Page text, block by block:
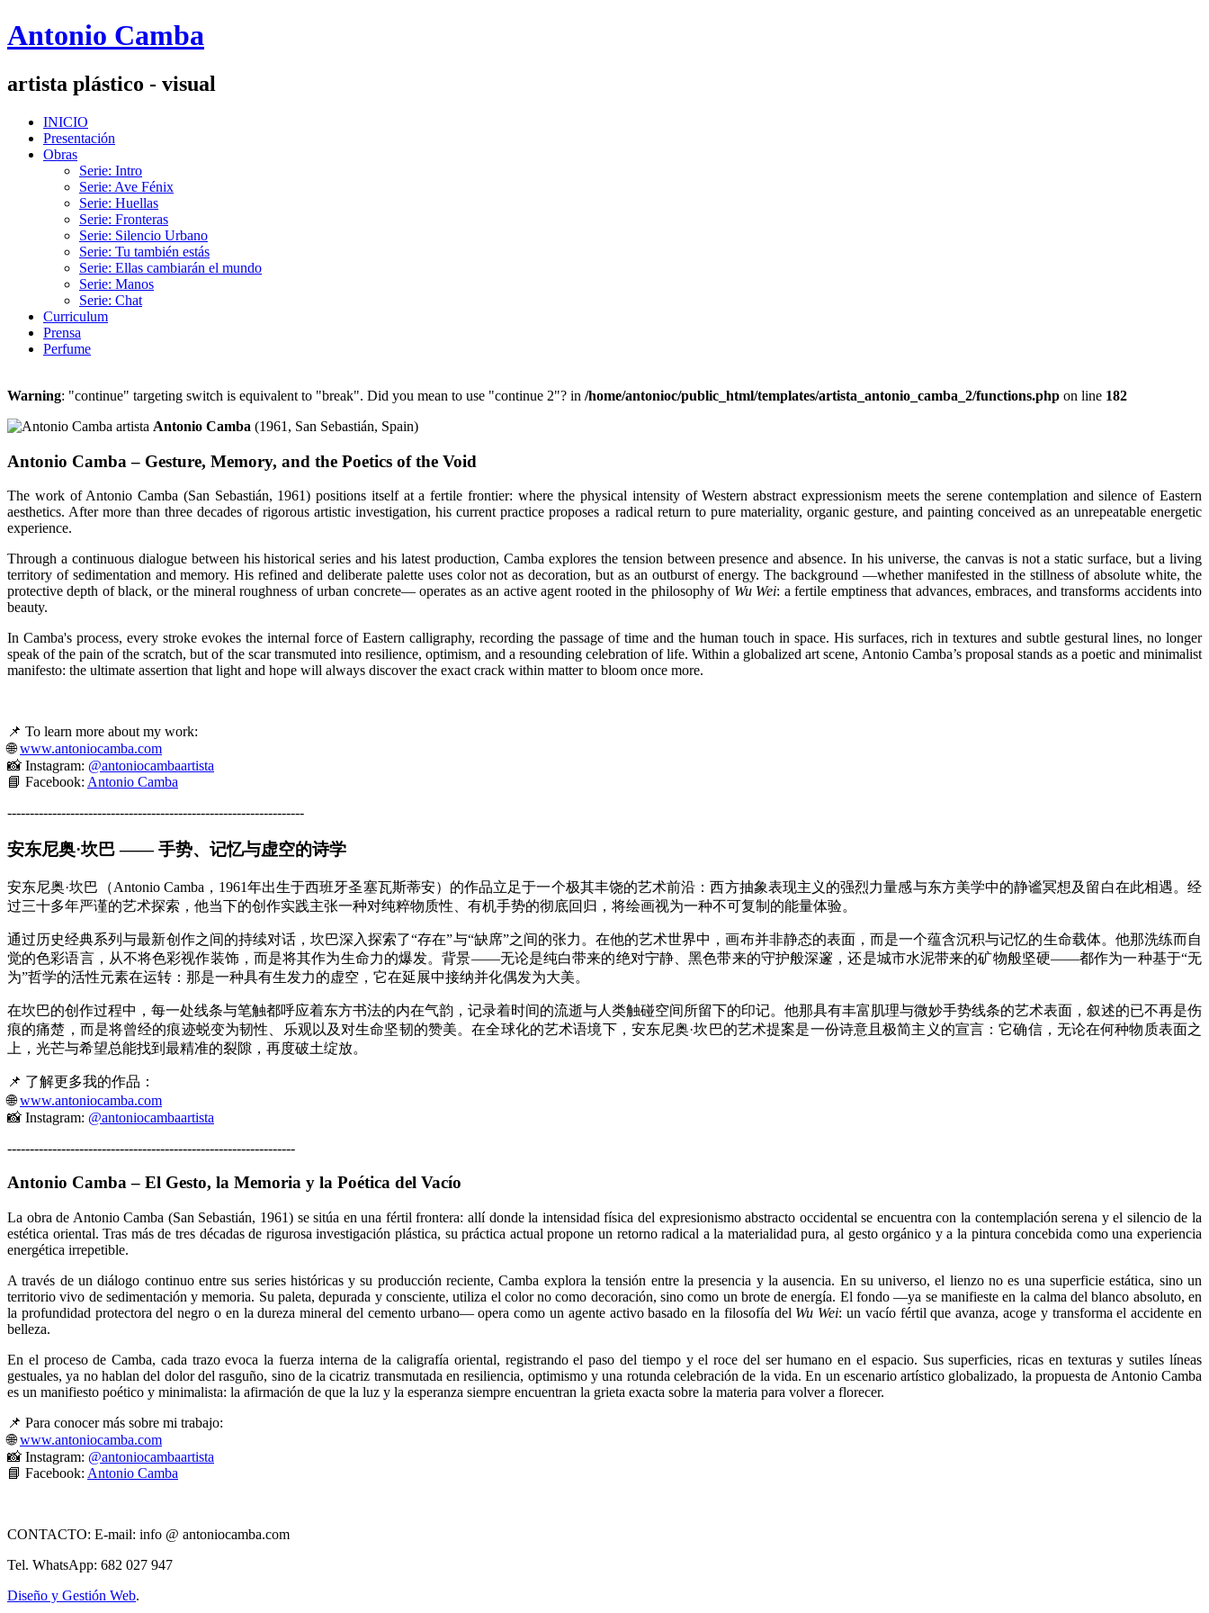
Antonio Camba
artista plástico - visual
INICIO
Presentación
Obras
Serie: Intro
Serie: Ave Fénix
Serie: Huellas
Serie: Fronteras
Serie: Silencio Urbano
Serie: Tu también estás
Serie: Ellas cambiarán el mundo
Serie: Manos
Serie: Chat
Curriculum
Prensa
Perfume
Warning: "continue" targeting switch is equivalent to "break". Did you mean to use "continue 2"? in /home/antonioc/public_html/templates/artista_antonio_camba_2/functions.php on line 182
Antonio Camba (1961, San Sebastián, Spain)
Antonio Camba – Gesture, Memory, and the Poetics of the Void
The work of Antonio Camba (San Sebastián, 1961) positions itself at a fertile frontier: where the physical intensity of Western abstract expressionism meets the serene contemplation and silence of Eastern
aesthetics. After more than three decades of rigorous artistic investigation, his current practice proposes a radical return to pure materiality, organic gesture, and painting conceived as an unrepeatable energetic
experience.
Through a continuous dialogue between his historical series and his latest production, Camba explores the tension between presence and absence. In his universe, the canvas is not a static surface, but a living
territory of sedimentation and memory. His refined and deliberate palette uses color not as decoration, but as an outburst of energy. The background —whether manifested in the stillness of absolute white, the
protective depth of black, or the mineral roughness of urban concrete— operates as an active agent rooted in the philosophy of Wu Wei: a fertile emptiness that advances, embraces, and transforms accidents into
beauty.
In Camba's process, every stroke evokes the internal force of Eastern calligraphy, recording the passage of time and the human touch in space. His surfaces, rich in textures and subtle gestural lines, no longer
speak of the pain of the scratch, but of the scar transmuted into resilience, optimism, and a resounding celebration of life. Within a globalized art scene, Antonio Camba’s proposal stands as a poetic and minimalist
manifesto: the ultimate assertion that light and hope will always discover the exact crack within matter to bloom once more.
📌 To learn more about my work:
🌐www.antoniocamba.com
📸 Instagram: @antoniocambaartista
📘 Facebook: Antonio Camba
------------------------------------------------------------------
安东尼奥·坎巴 —— 手势、记忆与虚空的诗学
安东尼奥·坎巴（Antonio Camba，1961年出生于西班牙圣塞瓦斯蒂安）的作品立足于一个极其丰饶的艺术前沿：西方抽象表现主义的强烈力量感与东方美学中的静谧冥想及留白在此相遇。经
过三十多年严谨的艺术探索，他当下的创作实践主张一种对纯粹物质性、有机手势的彻底回归，将绘画视为一种不可复制的能量体验。
通过历史经典系列与最新创作之间的持续对话，坎巴深入探索了“存在”与“缺席”之间的张力。在他的艺术世界中，画布并非静态的表面，而是一个蕴含沉积与记忆的生命载体。他那洗练而自
觉的色彩语言，从不将色彩视作装饰，而是将其作为生命力的爆发。背景——无论是纯白带来的绝对宁静、黑色带来的守护般深邃，还是城市水泥带来的矿物般坚硬——都作为一种基于“无
为”哲学的活性元素在运转：那是一种具有生发力的虚空，它在延展中接纳并化偶发为大美。
在坎巴的创作过程中，每一处线条与笔触都呼应着东方书法的内在气韵，记录着时间的流逝与人类触碰空间所留下的印记。他那具有丰富肌理与微妙手势线条的艺术表面，叙述的已不再是伤
痕的痛楚，而是将曾经的痕迹蜕变为韧性、乐观以及对生命坚韧的赞美。在全球化的艺术语境下，安东尼奥·坎巴的艺术提案是一份诗意且极简主义的宣言：它确信，无论在何种物质表面之
上，光芒与希望总能找到最精准的裂隙，再度破土绽放。
📌 了解更多我的作品：
🌐www.antoniocamba.com
📸 Instagram: @antoniocambaartista
----------------------------------------------------------------
Antonio Camba – El Gesto, la Memoria y la Poética del Vacío
La obra de Antonio Camba (San Sebastián, 1961) se sitúa en una fértil frontera: allí donde la intensidad física del expresionismo abstracto occidental se encuentra con la contemplación serena y el silencio de la
estética oriental. Tras más de tres décadas de rigurosa investigación plástica, su práctica actual propone un retorno radical a la materialidad pura, al gesto orgánico y a la pintura concebida como una experiencia
energética irrepetible.
A través de un diálogo continuo entre sus series históricas y su producción reciente, Camba explora la tensión entre la presencia y la ausencia. En su universo, el lienzo no es una superficie estática, sino un
territorio vivo de sedimentación y memoria. Su paleta, depurada y consciente, utiliza el color no como decoración, sino como un brote de energía. El fondo —ya se manifieste en la calma del blanco absoluto, en
la profundidad protectora del negro o en la dureza mineral del cemento urbano— opera como un agente activo basado en la filosofía del Wu Wei: un vacío fértil que avanza, acoge y transforma el accidente en
belleza.
En el proceso de Camba, cada trazo evoca la fuerza interna de la caligrafía oriental, registrando el paso del tiempo y el roce del ser humano en el espacio. Sus superficies, ricas en texturas y sutiles líneas
gestuales, ya no hablan del dolor del rasguño, sino de la cicatriz transmutada en resiliencia, optimismo y una rotunda celebración de la vida. En un escenario artístico globalizado, la propuesta de Antonio Camba
es un manifiesto poético y minimalista: la afirmación de que la luz y la esperanza siempre encuentran la grieta exacta sobre la materia para volver a florecer.
📌 Para conocer más sobre mi trabajo:
🌐www.antoniocamba.com
📸 Instagram: @antoniocambaartista
📘 Facebook: Antonio Camba
CONTACTO: E-mail: info @ antoniocamba.com
Tel. WhatsApp: 682 027 947
Diseño y Gestión Web.